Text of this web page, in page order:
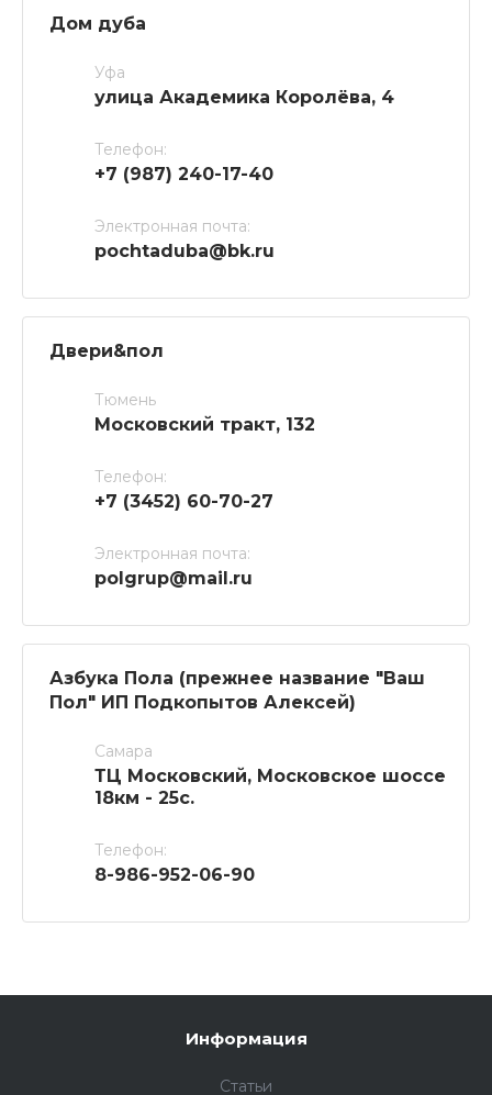
Дом дуба
Уфа
улица Академика Королёва, 4
Телефон:
+7 (987) 240-17-40
Электронная почта:
pochtaduba@bk.ru
Двери&пол
Тюмень
Московский тракт, 132
Телефон:
+7 (3452) 60-70-27
Электронная почта:
polgrup@mail.ru
Азбука Пола (прежнее название "Ваш
Пол" ИП Подкопытов Алексей)
Самара
ТЦ Московский, Московское шоссе
18км - 25с.
Телефон:
8-986-952-06-90
Информация
Статьи